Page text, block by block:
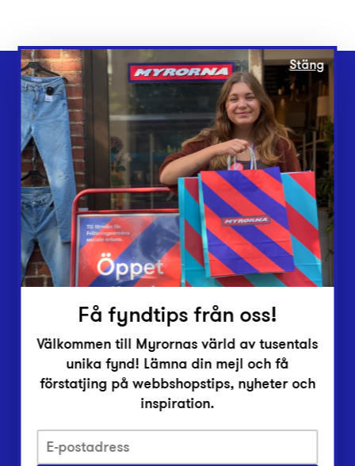
Webbshop
Butiker
Lämna in
Vårt överskott
Inlämningsplatser
Om Myrorna
Lediga jobb
Pressrum
Integritetsskyddspolicy
Stäng
Få fyndtips från oss!
Välkommen till Myrornas värld av tusentals
unika fynd! Lämna din mejl och få
förstatjing på webbshopstips, nyheter och
inspiration.